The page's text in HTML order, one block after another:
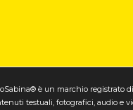
è un marchio registrato di
testuali, fotografici, audio e